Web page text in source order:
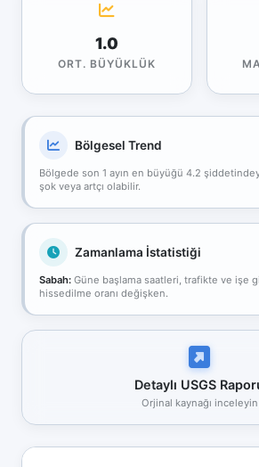
1.0
ORT. BÜYÜKLÜK
Bölgesel Trend
Bölgede son 1 ayın en büyüğü 4.2
şok veya artçı olabilir.
Zamanlama İstatistiği
Sabah: Güne başlama saatleri, trafikte ve işe
hissedilme oranı değişken.
Detaylı USGS
Orjinal kaynağı inceleyin